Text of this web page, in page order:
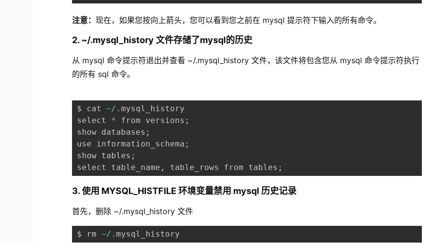
注意：现在，如果您按向上箭头，您可以看到您之前在 mysql 提示符下输入的所有命令。
2. ~/.mysql_history 文件存储了mysql的历史
从 mysql 命令提示符退出并查看 ~/.mysql_history 文件，该文件将包含您从 mysql 命令提示符执行
的所有 sql 命令。
$ cat ~/ . mysql_history
select * from versions ;
show databases ;
use information_schema ;
show tables ;
select table_name , table_rows from tables ;
3. 使用 MYSQL_HISTFILE 环境变量禁用 mysql 历史记录
首先，删除 ~/.mysql_history 文件
$ rm ~/ . mysql_history